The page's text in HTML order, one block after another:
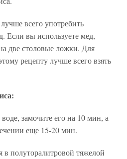
всего употребить
Если вы используете мед,
две столовые ложки. Для
рецепту лучше всего взять
замочите его на 10 мин, а
еще 15-20 мин.
полуторалитровой тяжелой